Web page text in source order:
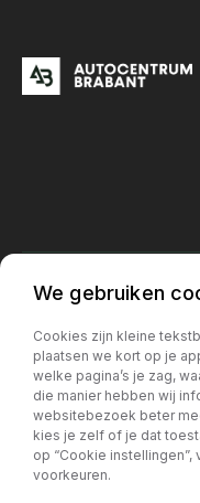
Locatie Breda
076 204 5040
We gebruiken
Cookies zijn kleine
plaatsen we kort op je
welke pagina’s je zag,
die manier hebben wij
websitebezoek beter
kies je zelf of je dat
op “Cookie
voorkeuren.